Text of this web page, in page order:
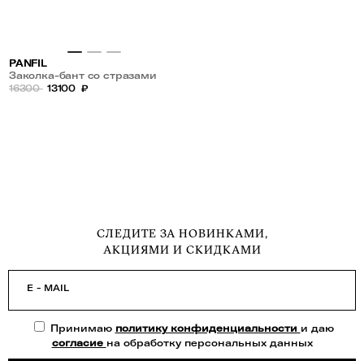
PANFIL
Заколка-бант со стразами
16300 13100 ₽
СЛЕДИТЕ ЗА НОВИНКАМИ,
АКЦИЯМИ И СКИДКАМИ
E - MAIL
Принимаю политику конфиденциальности и даю
согласие на обработку персональных данных